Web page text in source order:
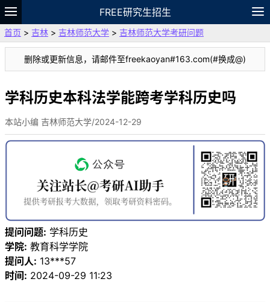
FREE研究生招生
题库
故事 专题 APP 笔记
论坛
VIP
资料
首页 > 吉林 > 吉林师范大学 > 吉林师范大学考研问题
删除或更新信息，请邮件至freekaoyan#163.com(#换成@)
学科历史本科法学能跨考学科历史吗
本站小编 吉林师范大学/2024-12-29
提问问题: 学科历史
学院: 教育科学学院
提问人: 13***57
时间: 2024-09-29 11:23